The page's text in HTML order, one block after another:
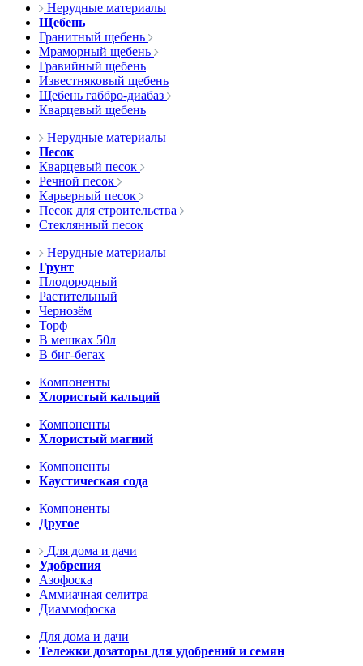
Нерудные материалы
Щебень
Гранитный щебень
Мраморный щебень
Гравийный щебень
Известняковый щебень
Щебень габбро-диабаз
Кварцевый щебень
Нерудные материалы
Песок
Кварцевый песок
Речной песок
Карьерный песок
Песок для строительства
Стеклянный песок
Нерудные материалы
Грунт
Плодородный
Растительный
Чернозём
Торф
В мешках 50л
В биг-бегах
Компоненты
Хлористый кальций
Компоненты
Хлористый магний
Компоненты
Каустическая сода
Компоненты
Другое
Для дома и дачи
Удобрения
Азофоска
Аммиачная селитра
Диаммофоска
Для дома и дачи
Тележки дозаторы для удобрений и семян